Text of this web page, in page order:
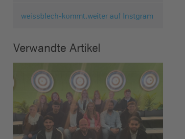
weissblech-kommt.weiter auf Instgram
Verwandte Artikel